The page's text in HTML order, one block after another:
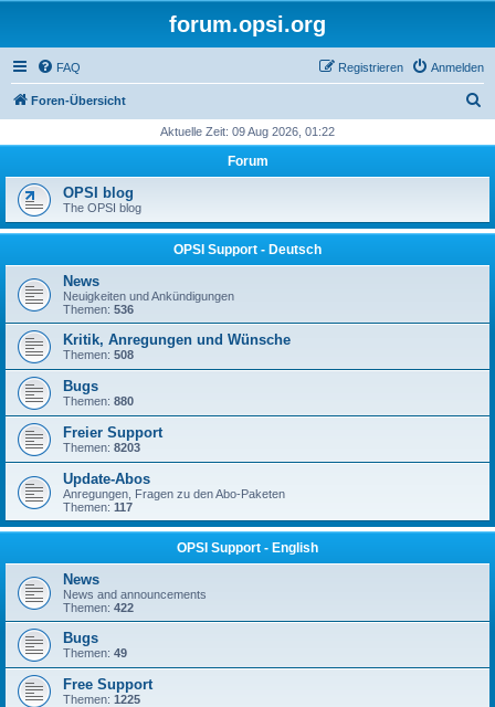
forum.opsi.org
FAQ Anmelden
Registrieren
Foren-Übersicht
h
Aktuelle Zeit: 09 Aug 2026, 01:22
Forum
OPSI blog
The OPSI blog
OPSI Support - Deutsch
News
Neuigkeiten und Ankündigungen
Themen: 536
Kritik, Anregungen und Wünsche
Themen: 508
Bugs
Themen: 880
Freier Support
Themen: 8203
Update-Abos
Anregungen, Fragen zu den Abo-Paketen
Themen: 117
OPSI Support - English
News
News and announcements
Themen: 422
Bugs
Themen: 49
Free Support
Themen: 1225